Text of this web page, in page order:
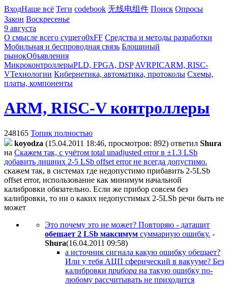
ВходНаше всё Теги codebook 无线电组件 Поиск Опросы
Закон Воскресенье
9 августа
О смысле всего сущего0xFF Средства и методы разработки
Мобильная и беспроводная связь Блошиный
рынокОбъявления
МикроконтроллерыPLD, FPGA, DSP AVRPICARM, RISC-
VТехнологии Кибернетика, автоматика, протоколы Схемы,
платы, компоненты
ARM, RISC-V контроллеры
248165 Топик полностью
koyodza (15.04.2011 18:46, просмотров: 892) ответил Shura
на Скажем так, с учётом total unadjusted error в ±1.3 LSb
добавить лишних 2-5 LSb offset error не всегда допустимо.
скажем так, в системах где недопустимо прибавить 2-5LSb
offset error, использование как минимум начальной
калибровки обязательно. Если же прибор совсем без
калибровки, то ни о каких недопустимых 2-5LSb речи быть не
может
Это почему это не может? Повторяю - даташит
обещает 2 LSb максимум суммарную ошибку. -
Shura(16.04.2011 09:58)
а источник сигнала какую ошибку обещает?
Или у тебя АЦП сферический в вакууме? Без
калибровки прибора на такую ошибку по-
любому рассчитывать не приходится